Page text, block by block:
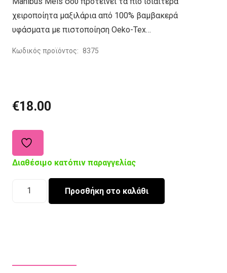
χειροποίητα μαξιλάρια από 100% βαμβακερά
υφάσματα με πιστοποίηση Oeko-Tex…
Κωδικός προϊόντος: 8375
€18.00
Διαθέσιμο κατόπιν παραγγελίας
Διακοσμητικό
Προσθήκη στο καλάθι